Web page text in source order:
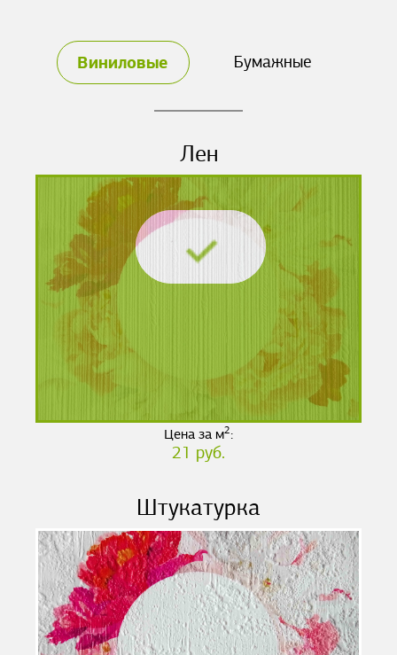
Виниловые Бумажные
Лен
Цена за м2:
21 руб.
Штукатурка